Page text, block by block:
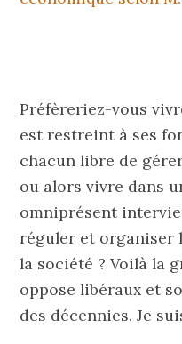
Préfèreriez-vous
est restreint à ses
chacun libre de
ou alors vivre dans
omniprésent
réguler et organiser
la société ? Voilà la
oppose libéraux et
des décennies. Je